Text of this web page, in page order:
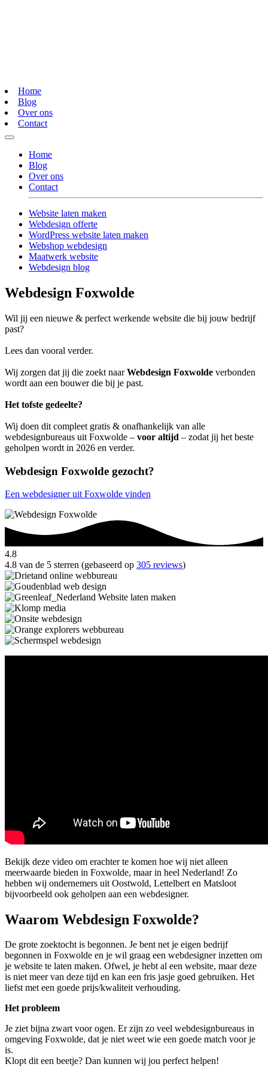
Home
Blog
Over ons
Contact
Home
Blog
Over ons
Contact
Website laten maken
Webdesign offerte
WordPress website laten maken
Webshop webdesign
Maatwerk website
Webdesign blog
Webdesign Foxwolde
Wil jij een nieuwe & perfect werkende website die bij jouw bedrijf
past?
Lees dan vooral verder.
Wij zorgen dat jij die zoekt naarWebdesign Foxwolde verbonden
wordt aan een bouwer die bij je past.
Het tofste gedeelte?
Wij doen dit compleet gratis & onafhankelijk van alle
webdesignbureaus uit Foxwolde – voor altijd – zodat jij het beste
geholpen wordt in 2026 en verder.
Webdesign Foxwolde gezocht?
Een webdesigner uit Foxwolde vinden
4.8
4.8 van de 5 sterren (gebaseerd op 305 reviews)
Bekijk deze video om erachter te komen hoe wij niet alleen
meerwaarde bieden in Foxwolde, maar in heel Nederland! Zo
hebben wij ondernemers uit Oostwold, Lettelbert en Matsloot
bijvoorbeeld ook geholpen aan een webdesigner.
Waarom Webdesign Foxwolde?
De grote zoektocht is begonnen. Je bent net je eigen bedrijf
begonnen in Foxwolde en je wil graag een webdesigner inzetten om
je website te laten maken. Ofwel, je hebt al een website, maar deze
is niet meer van deze tijd en kan een fris jasje goed gebruiken. Het
liefst met een goede prijs/kwaliteit verhouding.
Het probleem
Je ziet bijna zwart voor ogen. Er zijn zo veel webdesignbureaus in
omgeving Foxwolde, dat je niet weet wie een goede match voor je
is.
Klopt dit een beetje? Dan kunnen wij jou perfect helpen!